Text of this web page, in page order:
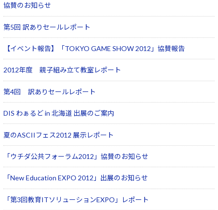
協賛のお知らせ
第5回 訳ありセールレポート
【イベント報告】「TOKYO GAME SHOW 2012」協賛報告
2012年度 親子組み立て教室レポート
第4回 訳ありセールレポート
DIS わぁるど in 北海道 出展のご案内
夏のASCIIフェス2012 展示レポート
「ウチダ公共フォーラム2012」協賛のお知らせ
「New Education EXPO 2012」出展のお知らせ
「第3回教育ITソリューションEXPO」レポート